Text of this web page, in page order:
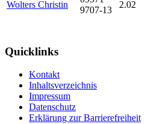
Wolters Christin
9707-13
2.02
Quicklinks
Kontakt
Inhaltsverzeichnis
Impressum
Datenschutz
Erklärung zur Barrierefreiheit